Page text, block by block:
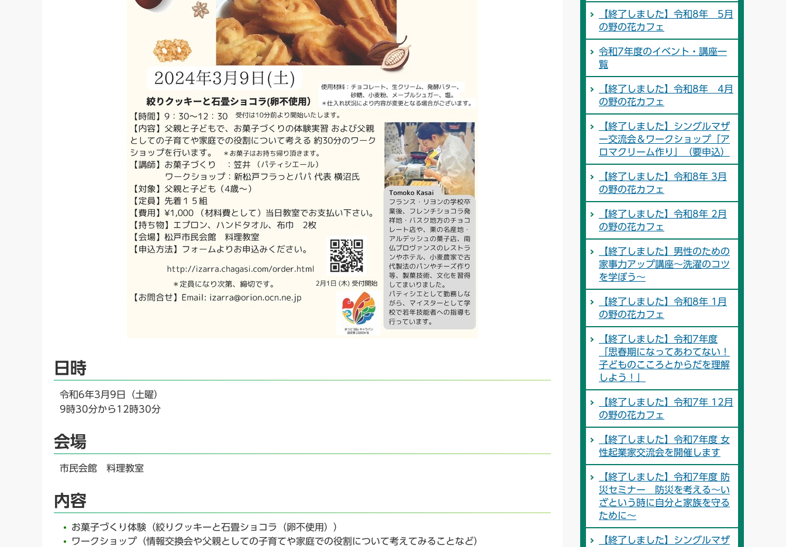
日時
令和6年3月9日（土曜）
9時30分から12時30分
会場
市民会館 料理教室
内容
お菓子づくり体験（絞りクッキーと石畳ショコラ（卵不使用））
ワークショップ（情報交換会や父親としての子育てや家庭での役割について考えてみることなど）
【終了しました】令和8年 5月
の野の花カフェ
令和7年度のイベント・講座一
覧
【終了しました】令和8年 4月
の野の花カフェ
【終了しました】シングルマザ
ー交流会＆ワークショップ「ア
ロマクリーム作り」（要申込）
【終了しました】令和8年 3月
の野の花カフェ
【終了しました】令和8年 2月
の野の花カフェ
【終了しました】男性のための
家事力アップ講座～洗濯のコツ
を学ぼう～
【終了しました】令和8年 1月
の野の花カフェ
【終了しました】令和7年度
「思春期になってあわてない！
子どものこころとからだを理解
しよう！」
【終了しました】令和7年 12月
の野の花カフェ
【終了しました】令和7年度 女
性起業家交流会を開催します
【終了しました】令和7年度 防
災セミナー 防災を考える～い
ざという時に自分と家族を守る
ために～
【終了しました】シングルマザ